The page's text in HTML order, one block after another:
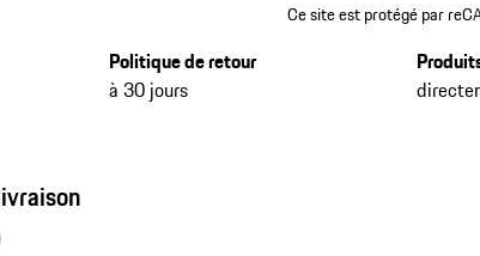
Ce site est protégé par
Politique de retour
à 30 jours